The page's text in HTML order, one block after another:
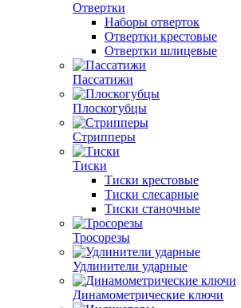
Отвертки
Наборы отверток
Отвертки крестовые
Отвертки шлицевые
Пассатижи
Плоскогубцы
Стрипперы
Тиски
Тиски крестовые
Тиски слесарные
Тиски станочные
Тросорезы
Удлинители ударные
Динамометрические ключи